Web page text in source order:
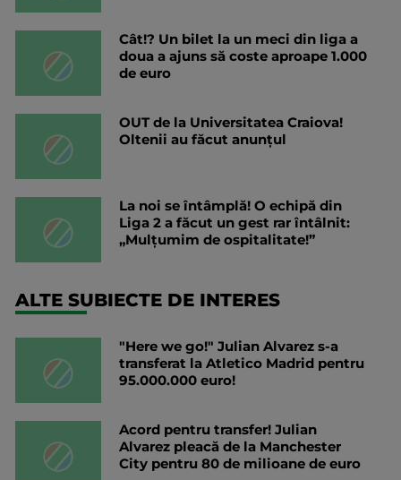
Cât!? Un bilet la un meci din liga a
doua a ajuns să coste aproape 1.000
de euro
OUT de la Universitatea Craiova!
Oltenii au făcut anunțul
La noi se întâmplă! O echipă din
Liga 2 a făcut un gest rar întâlnit:
„Mulțumim de ospitalitate!”
ALTE SUBIECTE DE INTERES
"Here we go!" Julian Alvarez s-a
transferat la Atletico Madrid pentru
95.000.000 euro!
Acord pentru transfer! Julian
Alvarez pleacă de la Manchester
City pentru 80 de milioane de euro